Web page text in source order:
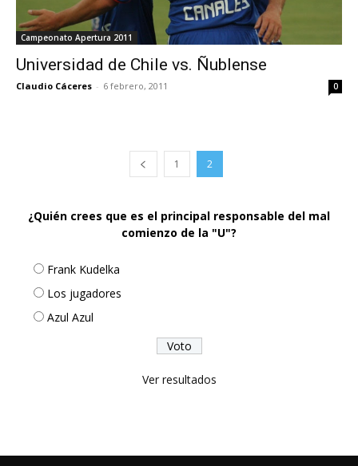
Campeonato Apertura 2011
Universidad de Chile vs. Ñublense
Claudio Cáceres - 6 febrero, 2011 0
1 2
¿Quién crees que es el principal responsable del mal
comienzo de la "U"?
Frank Kudelka
Los jugadores
Azul Azul
Ver resultados